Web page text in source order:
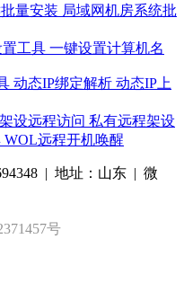
量安装 局域网机房系统批
工具 一键设置计算机名
动态IP绑定解析 动态IP上
设远程访问 私有远程架设
WOL远程开机唤醒
| 地址：山东 | 微
号